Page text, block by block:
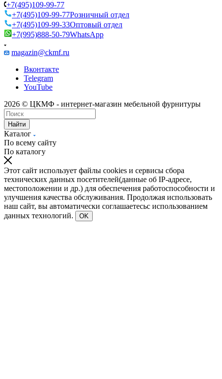
+7(495)109-99-77
+7(495)109-99-77Розничный отдел
+7(495)109-99-33Оптовый отдел
+7(995)888-50-79WhatsApp
magazin@ckmf.ru
Вконтакте
Telegram
YouTube
2026 © ЦКМФ - интернет-магазин мебельной фурнитуры
Найти
Каталог
По всему сайту
По каталогу
Этот сайт использует файлы cookies и сервисы сбора
технических данных посетителей(данные об IP-адресе,
местоположении и др.) для обеспечения работоспособности и
улучшения качества обслуживания. Продолжая использовать
наш сайт, вы автоматически соглашаетесьс использованием
данных технологий.
OK